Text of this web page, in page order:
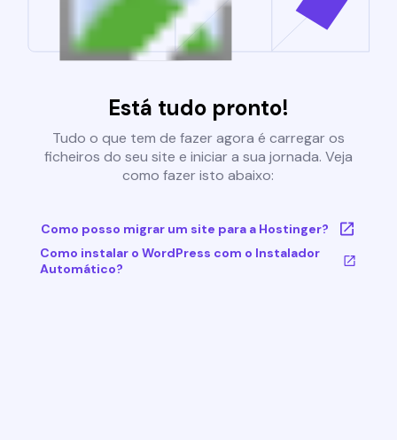
Está tudo pronto!
Tudo o que tem de fazer agora é carregar os
ficheiros do seu site e iniciar a sua jornada. Veja
como fazer isto abaixo:
Como posso migrar um site para a Hostinger?
Como instalar o WordPress com o Instalador
Automático?